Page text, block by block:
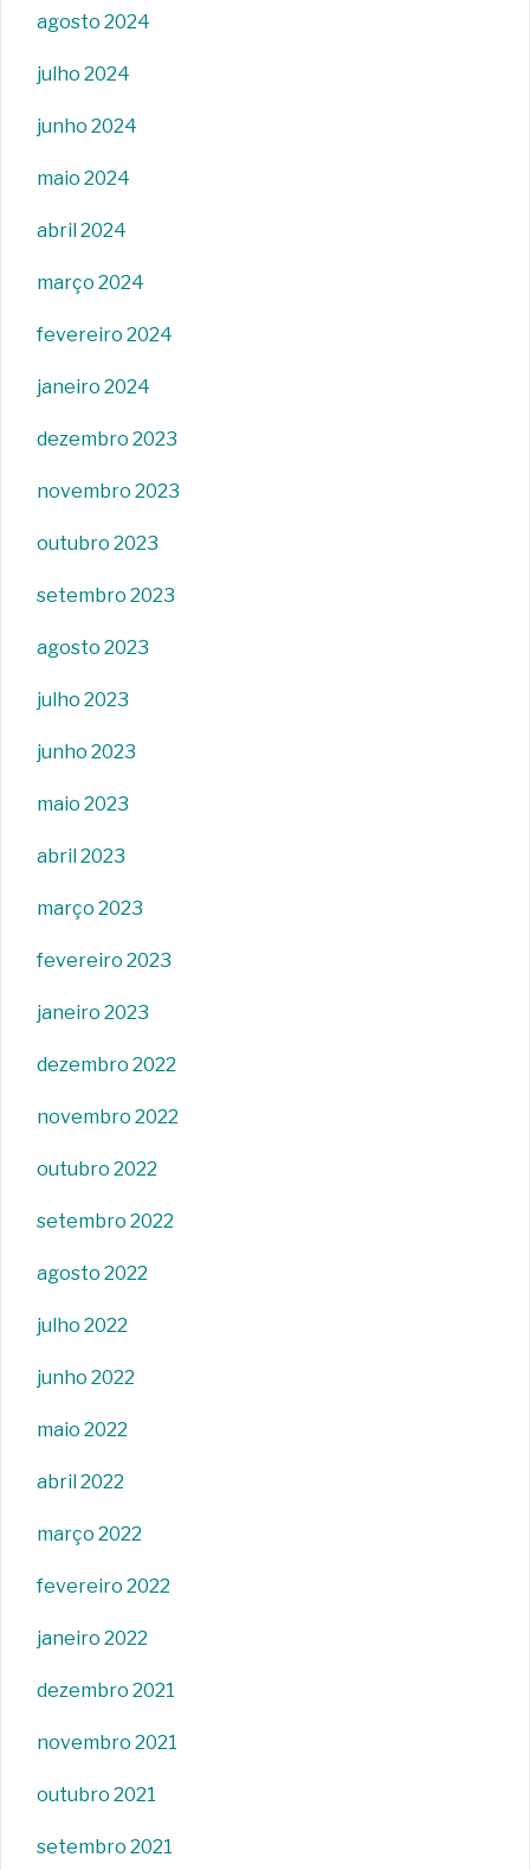
agosto 2024
julho 2024
junho 2024
maio 2024
abril 2024
março 2024
fevereiro 2024
janeiro 2024
dezembro 2023
novembro 2023
outubro 2023
setembro 2023
agosto 2023
julho 2023
junho 2023
maio 2023
abril 2023
março 2023
fevereiro 2023
janeiro 2023
dezembro 2022
novembro 2022
outubro 2022
setembro 2022
agosto 2022
julho 2022
junho 2022
maio 2022
abril 2022
março 2022
fevereiro 2022
janeiro 2022
dezembro 2021
novembro 2021
outubro 2021
setembro 2021